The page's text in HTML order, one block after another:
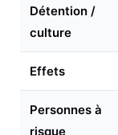
Détention /
culture
Effets
Personnes à
risque